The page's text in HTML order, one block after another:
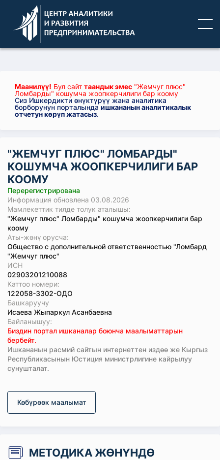
Маанилүү! Бул сайт таандык эмес "Жемчуг плюс"
Ломбарды" кошумча жоопкерчилиги бар коому
Сиз Ишкердикти өнүктүрүү жана аналитика
борборунун порталындаишкананын аналитикалык
отчетун көрүп жатасыз.
"ЖЕМЧУГ ПЛЮС" ЛОМБАРДЫ"
КОШУМЧА ЖООПКЕРЧИЛИГИ БАР
КООМУ
Перерегистрирована
Информация обновлена 03.08.2026
Мамлекеттик тилде толук аталышы:
"Жемчуг плюс" Ломбарды" кошумча жоопкерчилиги бар
коому
Аты-жөнү орусча:
Общество с дополнительной ответственностью "Ломбард
"Жемчуг плюс"
ИСН
02903201210088
Каттоо номери:
122058-3302-ОДО
Башкаруучу
Исаева Жыпаркул Асанбаевна
Байланышуу:
Биздин портал ишканалар боюнча маалыматтарын
бербейт.
Ишкананын расмий сайтын интернеттен издөө же Кыргыз
Республикасынын Юстиция министрлигине кайрылуу
сунушталат.
Көбүрөөк маалымат
МЕТОДИКА ЖӨНҮНДӨ